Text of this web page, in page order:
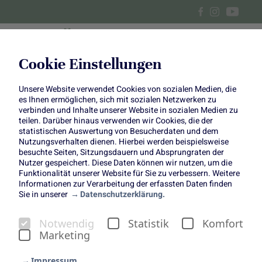
Cookie Einstellungen
Unsere Website verwendet Cookies von sozialen Medien, die
es Ihnen ermöglichen, sich mit sozialen Netzwerken zu
verbinden und Inhalte unserer Website in sozialen Medien zu
teilen. Darüber hinaus verwenden wir Cookies, die der
statistischen Auswertung von Besucherdaten und dem
Nutzungsverhalten dienen. Hierbei werden beispielsweise
besuchte Seiten, Sitzungsdauern und Absprungraten der
Nutzer gespeichert. Diese Daten können wir nutzen, um die
Funktionalität unserer Website für Sie zu verbessern. Weitere
Informationen zur Verarbeitung der erfassten Daten finden
Sie in unserer
Datenschutzerklärung.
Notwendig Statistik
Komfort
Marketing
Zucchini-Schoko-Muffins und
Zucchini-Tarte
Zucchini sind so vielseitig wie kaum ein anderes Gemüse
– ob herzhaft oder süß, sie lassen sich in den
unterschiedlichsten Gerichten einsetzen. Genau das
beweisen dieFoodistasmit unseren beiden neuen
Rezeptkreationen. Dieses Mal stehen zwei